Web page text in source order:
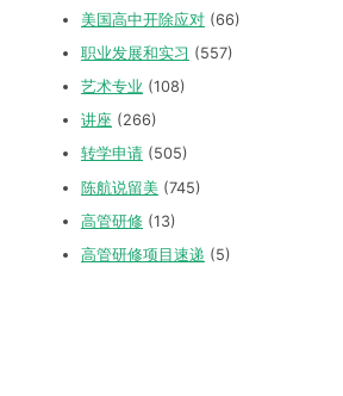
美国高中开除应对 (66)
职业发展和实习 (557)
艺术专业 (108)
讲座 (266)
转学申请 (505)
陈航说留美 (745)
高管研修 (13)
高管研修项目速递 (5)